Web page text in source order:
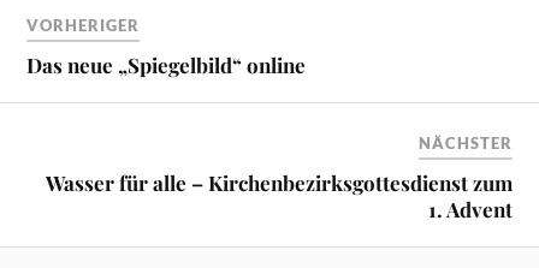
VORHERIGER
Das neue „Spiegelbild“ online
NÄCHSTER
Wasser für alle – Kirchenbezirksgottesdienst zum
1. Advent